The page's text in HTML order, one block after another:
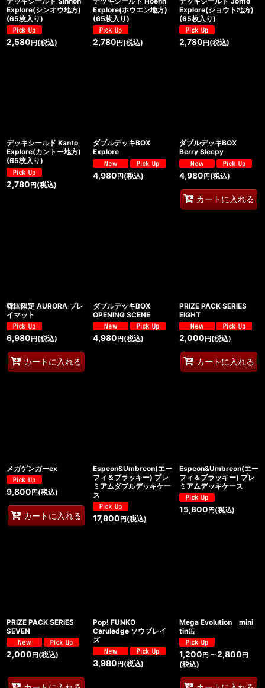
Explore(シンオウ地方)
(65枚入り)
2,580 円 (税込)
Explore(ホウエン地方)
(65枚入り)
2,780 円(税込)
Explore(ジョウト地方)
(65枚入り)
2,780 円(税込)
デッキシールド Kanto
Explore(カントー地方)
(65枚入り)
2,780 円 (税込)
ダブルデッキBOX
Explore
4,980 円(税込)
ダブルデッキBOX
Berry Sleepy
4,980 円(税込)
カートに入れる
韓国限定 AURORA プレ
イマット
6,980 円 (税込)
カートに入れる
ダブルデッキBOX
OPENING SCENE
4,980 円(税込)
PRIZE PACK SERIES
EIGHT
2,000 円(税込)
カートに入れる
メガゲンガーex
9,800 円 (税込)
カートに入れる
Espeon&Umbreon(エー
フィ＆ブラッキー) プレ
ミアムダブルデッキケー
ス
17,800 円(税込)
Espeon&Umbreon(エー
フィ＆ブラッキー) プレ
ミアムデッキケース
15,800 円(税込)
PRIZE PACK SERIES
SEVEN
2,000 円 (税込)
Pop! FUNKO
Ceruledge ソウブレイ
ズ
3,980 円(税込)
Mega Evolution mini
tin缶
1,200 円～2,800 円
(税込)